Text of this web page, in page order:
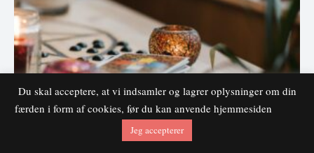
Du skal acceptere, at vi indsamler og lagrer oplysninger om din
færden i form af cookies, før du kan anvende hjemmesiden
Jeg accepterer